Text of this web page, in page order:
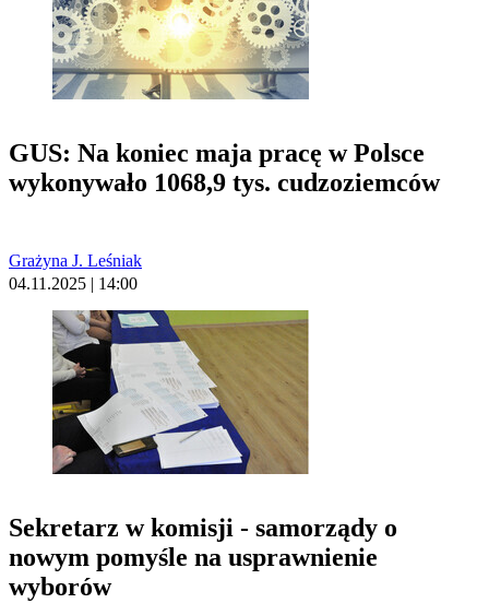
GUS: Na koniec maja pracę w Polsce
wykonywało 1068,9 tys. cudzoziemców
Grażyna J. Leśniak
04.11.2025 | 14:00
Sekretarz w komisji - samorządy o
nowym pomyśle na usprawnienie
wyborów